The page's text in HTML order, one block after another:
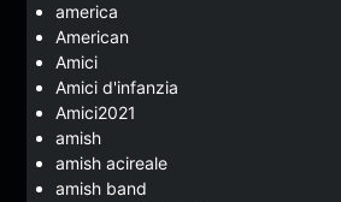
america
American
Amici
Amici d'infanzia
Amici2021
amish
amish acireale
amish band